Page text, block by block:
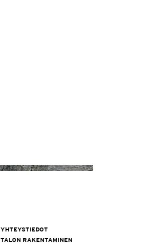
YHTEYSTIEDOT
TALON RAKENTAMINEN